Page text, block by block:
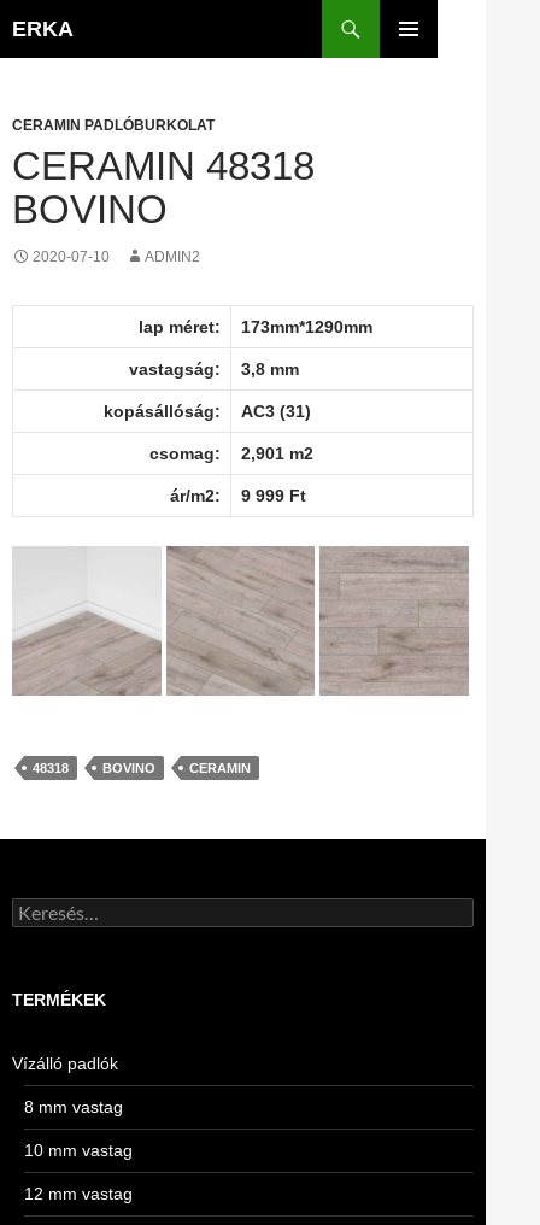
ERKA
CERAMIN PADLÓBURKOLAT
CERAMIN 48318
BOVINO
2020-07-10 ADMIN2
lap méret: 173mm*1290mm
vastagság: 3,8 mm
kopásállóság: AC3 (31)
csomag: 2,901 m2
ár/m2: 9 999 Ft
48318 BOVINO CERAMIN
Keresés:
TERMÉKEK
Vízálló padlók
8 mm vastag
10 mm vastag
12 mm vastag